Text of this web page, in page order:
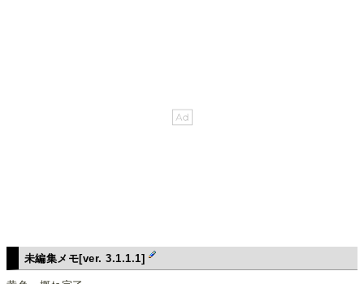
未編集メモ[ver. 3.1.1.1]